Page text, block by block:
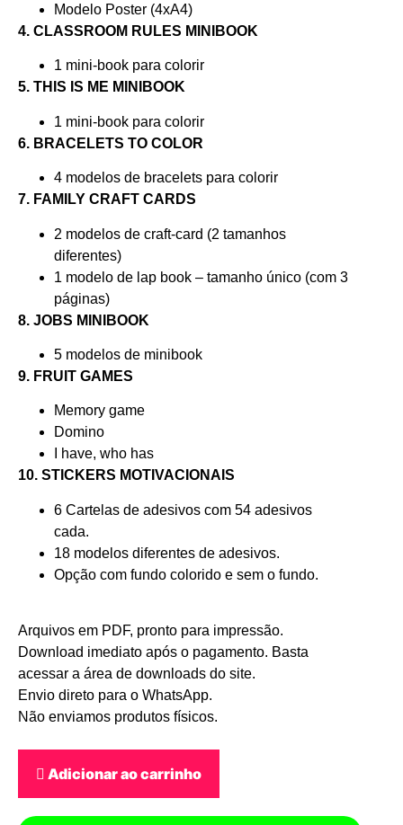
Modelo Poster (4xA4)
4. CLASSROOM RULES MINIBOOK
1 mini-book para colorir
5. THIS IS ME MINIBOOK
1 mini-book para colorir
6. BRACELETS TO COLOR
4 modelos de bracelets para colorir
7. FAMILY CRAFT CARDS
2 modelos de craft-card (2 tamanhos
diferentes)
1 modelo de lap book – tamanho único (com 3
páginas)
8. JOBS MINIBOOK
5 modelos de minibook
9. FRUIT GAMES
Memory game
Domino
I have, who has
10. STICKERS MOTIVACIONAIS
6 Cartelas de adesivos com 54 adesivos
cada.
18 modelos diferentes de adesivos.
Opção com fundo colorido e sem o fundo.
Arquivos em PDF, pronto para impressão.
Download imediato após o pagamento. Basta
acessar a área de downloads do site.
Envio direto para o WhatsApp.
Não enviamos produtos físicos.
Adicionar ao carrinho